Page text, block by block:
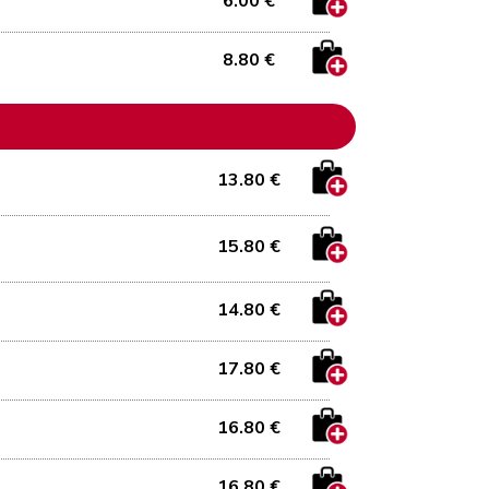
8.80 €
13.80 €
15.80 €
14.80 €
17.80 €
16.80 €